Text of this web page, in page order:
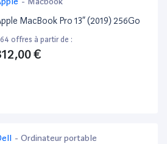
MacBook Pro 13” (2019) 256Go
offres à partir de :
€
- Ordinateur portable